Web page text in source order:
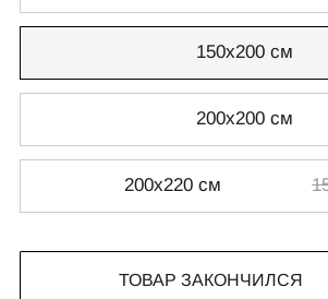
150х200 см
200х200 см
200х220 см
ТОВАР ЗАКОНЧИЛСЯ
СВЯЗАТЬСЯ С НАМИ
+7 495 011-28-05
Телеграм
Whats App